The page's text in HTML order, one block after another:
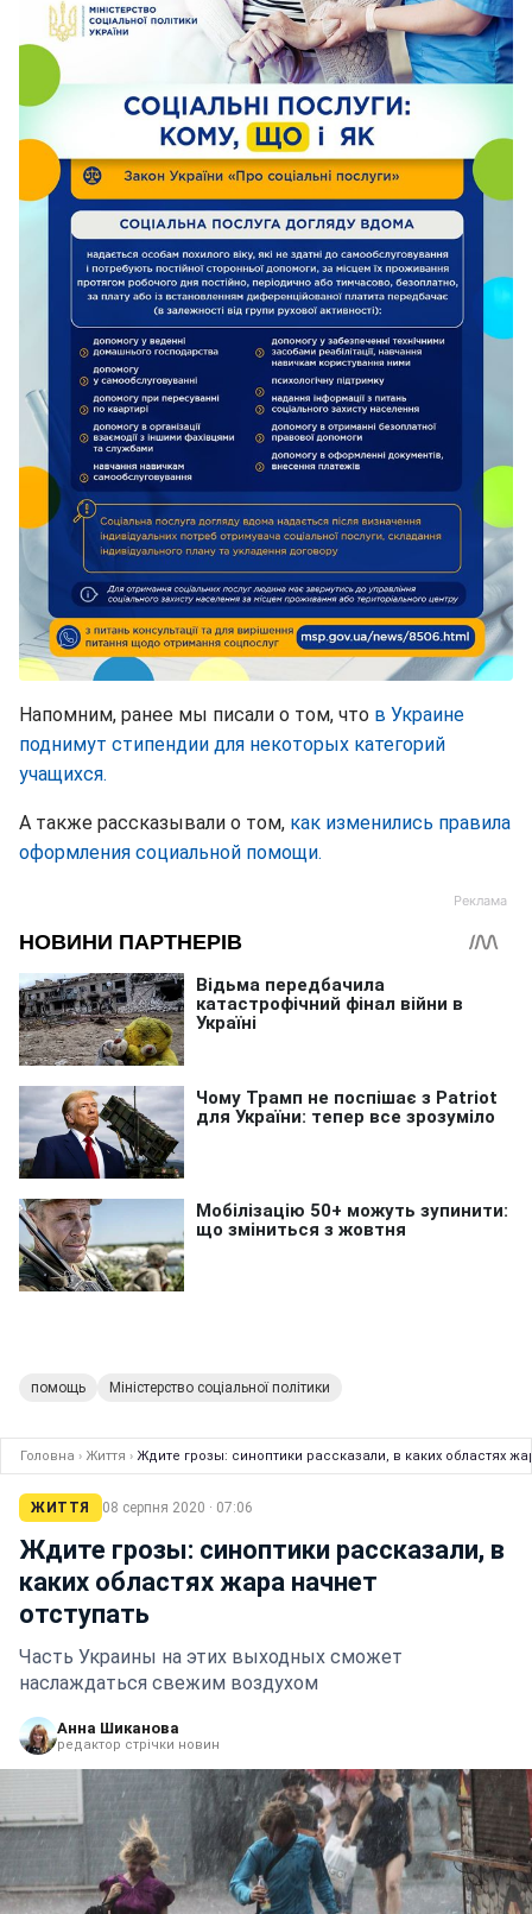
Напомним, ранее мы писали о том, что в Украине
поднимут стипендии для некоторых категорий
учащихся.
А также рассказывали о том, как изменились правила
оформления социальной помощи.
помощь Міністерство соціальної політики
Головна › Життя › Ждите грозы: синоптики рассказали, в каких областях
ЖИТТЯ 08 серпня 2020 · 07:06
Ждите грозы: синоптики рассказали, в
каких областях жара начнет
отступать
Часть Украины на этих выходных сможет
наслаждаться свежим воздухом
Анна Шиканова
редактор стрічки новин